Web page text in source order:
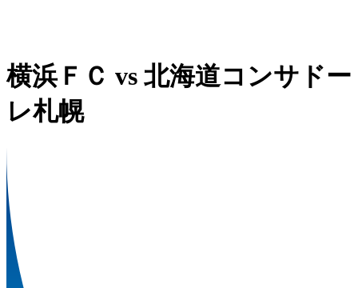
横浜ＦＣ vs 北海道コンサドー
レ札幌